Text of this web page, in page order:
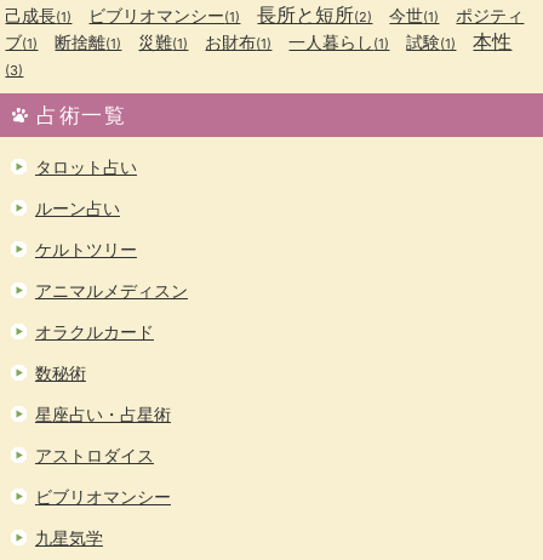
己成長(1) ビブリオマンシー(1) 長所と短所(2) 今世(1)
ポジティ
ブ(1) 断捨離(1) 災難(1) お財布(1) 一人暮らし (1) 試験(1) 本性
(3)
占術一覧
タロット占い
ルーン占い
ケルトツリー
アニマルメディスン
オラクルカード
数秘術
星座占い・占星術
アストロダイス
ビブリオマンシー
九星気学